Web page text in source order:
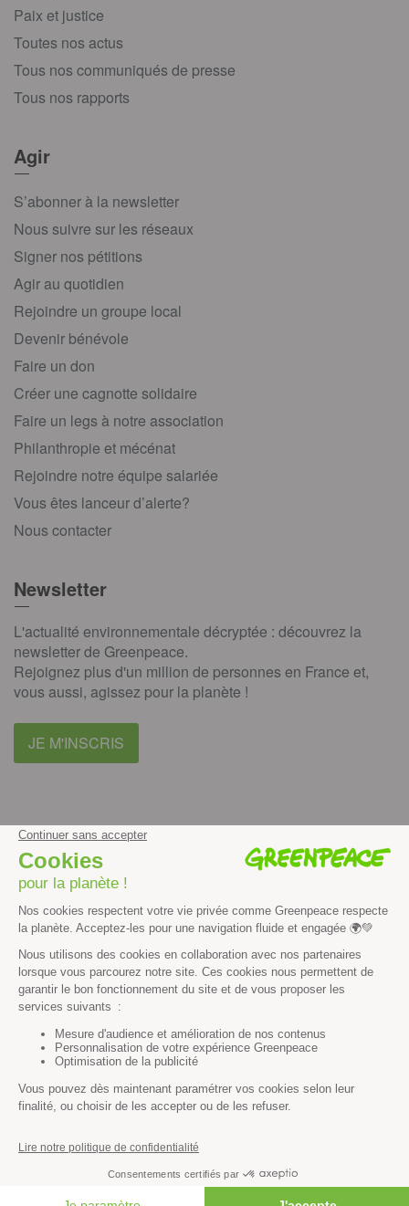
Paix et justice
Toutes nos actus
Tous nos communiqués de presse
Tous nos rapports
Agir
S’abonner à la newsletter
Nous suivre sur les réseaux
Signer nos pétitions
Agir au quotidien
Rejoindre un groupe local
Devenir bénévole
Faire un don
Créer une cagnotte solidaire
Faire un legs à notre association
Philanthropie et mécénat
Rejoindre notre équipe salariée
Vous êtes lanceur d’alerte?
Nous contacter
Newsletter
L'actualité environnementale décryptée : découvrez la
newsletter de Greenpeace.
Rejoignez plus d'un million de personnes en France et,
vous aussi, agissez pour la planète !
JE M'INSCRIS
instagramyoutube
Contenus et propriété intellectuelle
Mentions légales
Politique de confidentialité
Les autres sites de Greenpeace
dans le monde
Cliquez-ici pour modifier vos préférences en matière de cookies
Greenpeace
Tel : 01 80 96 96 96
© Greenpeace France 2026